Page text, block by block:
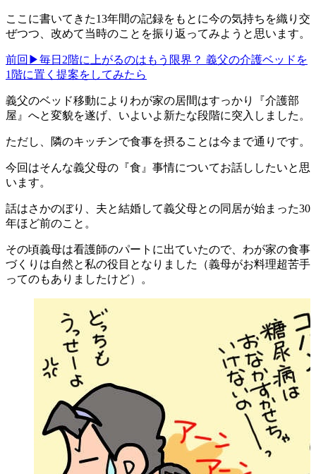
ここに書いてきた13年間の記録をもとに今の気持ちを織り交
ぜつつ、改めて当時のことを振り返ってみようと思います。
前回▶毎日2階に上がるのはもう限界？ 義父の介護ベッドを
1階に置く提案をしてみたら
義父のベッド移動によりわが家の居間はすっかり『介護部
屋』へと変貌を遂げ、いよいよ新たな段階に突入しました。
ただし、隣のキッチンで食事を摂ることは今まで通りです。
今回はそんな義父母の『食』事情についてお話ししたいと思
います。
話はさかのぼり、夫と結婚して義父母との同居が始まった30
年ほど前のこと。
その頃義母は看護師のパートに出ていたので、わが家の食事
づくりは自然と私の役目となりました（義母がお料理超苦手
ってのもありましたけど）。